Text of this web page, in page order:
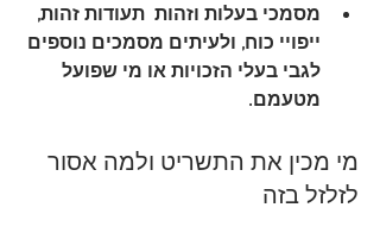
מסמכי בעלות וזהות
  תעודות זהות,
ייפויי כוח, ולעיתים מסמכים נוספים
לגבי בעלי הזכויות או מי שפועל
מטעמם.
מי מכין את התשריט ולמה אסור
לזלזל בזה